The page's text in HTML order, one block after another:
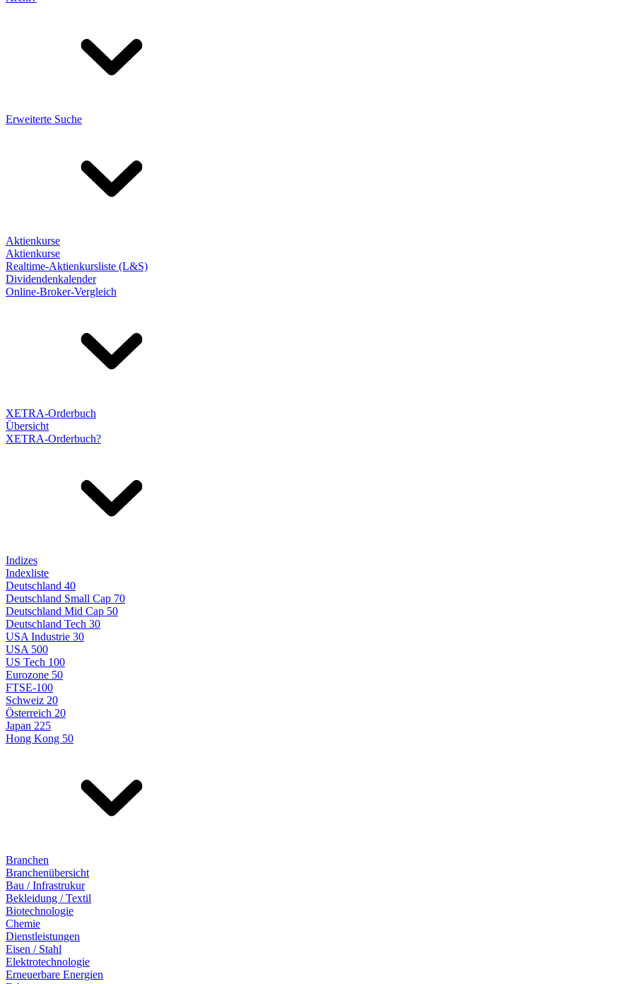
Erweiterte Suche
Aktienkurse
Aktienkurse
Realtime-Aktienkursliste (L&S)
Dividendenkalender
Online-Broker-Vergleich
XETRA-Orderbuch
Übersicht
XETRA-Orderbuch?
Indizes
Indexliste
Deutschland 40
Deutschland Small Cap 70
Deutschland Mid Cap 50
Deutschland Tech 30
USA Industrie 30
USA 500
US Tech 100
Eurozone 50
FTSE-100
Schweiz 20
Österreich 20
Japan 225
Hong Kong 50
Branchen
Branchenübersicht
Bau / Infrastrukur
Bekleidung / Textil
Biotechnologie
Chemie
Dienstleistungen
Eisen / Stahl
Elektrotechnologie
Erneuerbare Energien